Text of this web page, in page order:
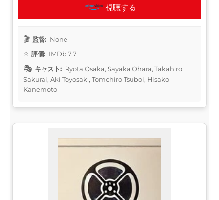
視聴する
監督: None
評価: IMDb 7.7
キャスト: Ryota Osaka, Sayaka Ohara, Takahiro
Sakurai, Aki Toyosaki, Tomohiro Tsuboi, Hisako
Kanemoto